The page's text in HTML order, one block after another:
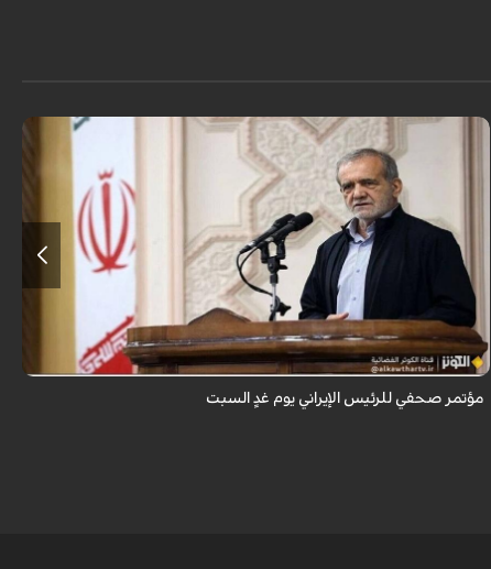
يُعقد يوم غدٍ المؤتمر الصحفي لرئيس الجمهورية بالتزامن مع "يوم الصحفي" في
إيران.
مؤتمر صحفي للرئيس الإيراني يوم غدٍ السبت